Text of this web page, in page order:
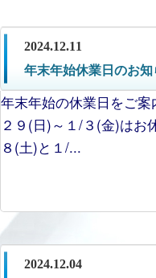
2024.12.11
年末年始休業日のお知
年末年始の休業日をご
２９(日)～１/３(金)はお
８(土)と１/...
2024.12.04